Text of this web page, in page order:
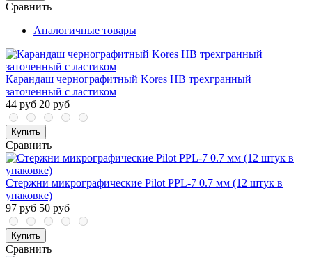
Сравнить
Аналогичные товары
Карандаш чернографитный Kores HB трехгранный
заточенный с ластиком
44 руб 20 руб
Купить
Сравнить
Стержни микрографические Pilot PPL-7 0.7 мм (12 штук в
упаковке)
97 руб 50 руб
Купить
Сравнить